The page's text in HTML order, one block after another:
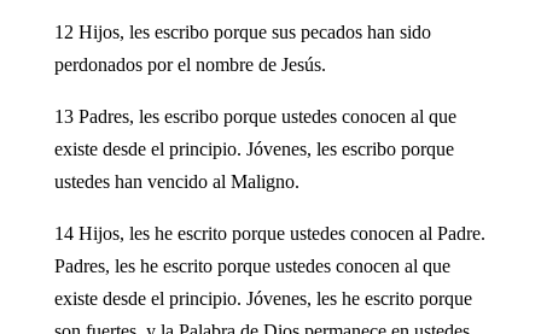
12 Hijos, les escribo porque sus pecados han sido
perdonados por el nombre de Jesús.
13 Padres, les escribo porque ustedes conocen al que
existe desde el principio. Jóvenes, les escribo porque
ustedes han vencido al Maligno.
14 Hijos, les he escrito porque ustedes conocen al Padre.
Padres, les he escrito porque ustedes conocen al que
existe desde el principio. Jóvenes, les he escrito porque